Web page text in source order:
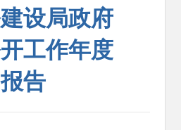
设局政府
工作年度
报告